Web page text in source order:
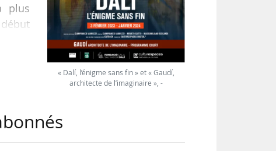
plus
plus
« Dalí, l’énigme sans fin » et « Gaudí,
architecte de l’imaginaire », -